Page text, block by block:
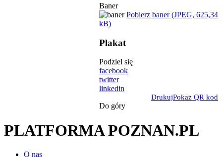
Baner
Pobierz baner (JPEG, 625,34
kB)
Plakat
Podziel się
facebook
twitter
linkedin
DrukujPokaż QR kod
Do góry
PLATFORMA POZNAN.PL
O nas